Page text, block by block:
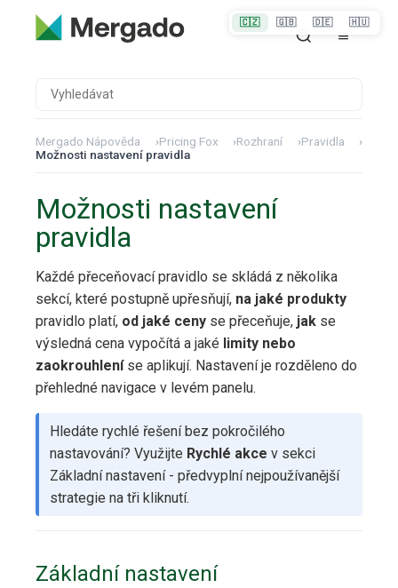
Mergado Nápověda ›Pricing Fox ›Rozhraní ›Pravidla
›
Možnosti nastavení pravidla
Možnosti nastavení
pravidla
Každé přeceňovací pravidlo se skládá z několika
sekcí, které postupně upřesňují, na jaké produkty
pravidlo platí, od jaké ceny se přeceňuje, jak se
výsledná cena vypočítá a jaké limity nebo
zaokrouhleníse aplikují. Nastavení je rozděleno do
přehledné navigace v levém panelu.
Hledáte rychlé řešení bez pokročilého
nastavování? Využijte Rychlé akce v sekci
Základní nastavení - předvyplní nejpoužívanější
strategie na tři kliknutí.
Základní nastavení
🇨🇿 🇬🇧 🇩🇪 🇭🇺